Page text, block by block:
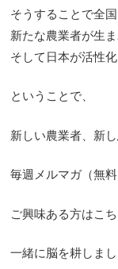
そうすることで全
新たな農業者が生
そして日本が活性化
ということで、
新しい農業者、新
毎週メルマガ（無
ご興味ある方はこ
一緒に脳を耕しまし